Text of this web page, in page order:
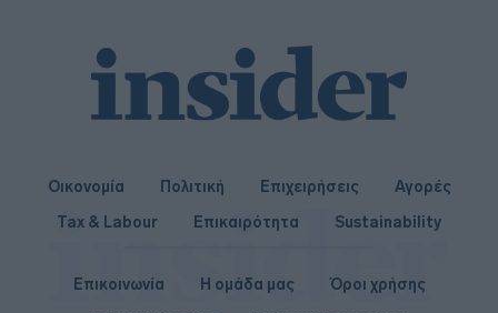
Οικονομία Πολιτική Επιχειρήσεις
Αγορές
Tax & Labour
Επικαιρότητα Sustainability
Επικοινωνία Η ομάδα μας
Όροι χρήσης